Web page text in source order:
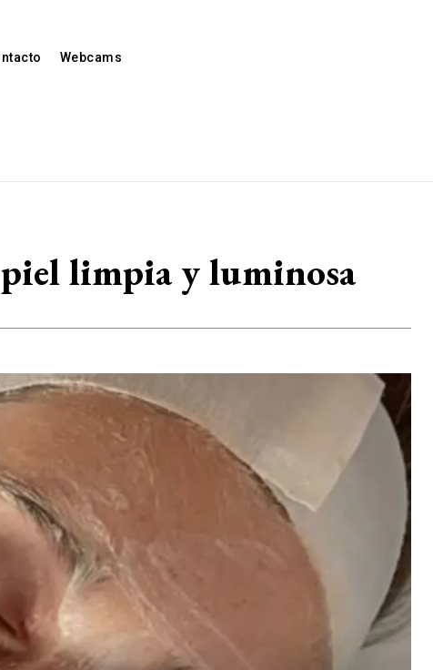
Webcams
piel limpia y luminosa